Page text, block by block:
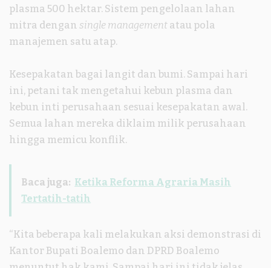
plasma 500 hektar. Sistem pengelolaan lahan
mitra dengan single management atau pola
manajemen satu atap.
Kesepakatan bagai langit dan bumi. Sampai hari
ini, petani tak mengetahui kebun plasma dan
kebun inti perusahaan sesuai kesepakatan awal.
Semua lahan mereka diklaim milik perusahaan
hingga memicu konflik.
Baca juga: Ketika Reforma Agraria Masih
Tertatih-tatih
“Kita beberapa kali melakukan aksi demonstrasi di
Kantor Bupati Boalemo dan DPRD Boalemo